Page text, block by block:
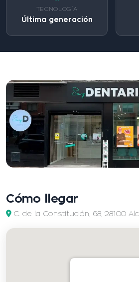
TECNOLOGÍA
Última generación
Cómo llegar
C. de la Constitución, 68, 28100